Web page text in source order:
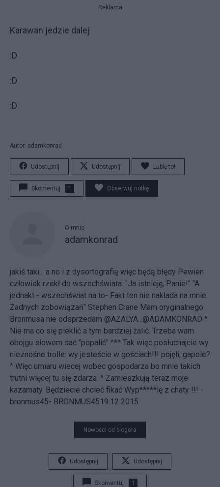
Reklama
Karawan jedzie dalej
:D
:D
:D
Autor: adamkonrad
Udostępnij Udostępnij Lubię to!
Skomentuj 1 Obserwuj notkę
O mnie
adamkonrad
jakiś taki... a no i z dysortografią więc będą błędy Pewien
człowiek rzekł do wszechświata: "Ja istnieję, Panie!" "A
jednakt - wszechświat na to- Fakt ten nie nakłada na mnie
Żadnych zobowiązań" Stephen Crane Mam oryginalnego
Bronmusa nie odsprzedam @AZALYA...@ADAMKONRAD ^
Nie ma co się pieklić a tym bardziej żalić. Trzeba wam
obojgu słowem dać "popalić" ^*^ Tak więc posłuchajcie wy
nieznośne trolle: wy jesteście w gościach!!! pojęli, gapole?
^ Więc umiaru wiecej wobec gospodarza bo mnie takich
trutni więcej tu się zdarza. ^ Zamieszkują teraz moje
kazamaty. Będziecie chcieć fikać Wyp*****lę z chaty !!! -
bronmus45- BRONMUS4519:12 2015
Nowości od blogera
Udostępnij Udostępnij
Skomentuj 1